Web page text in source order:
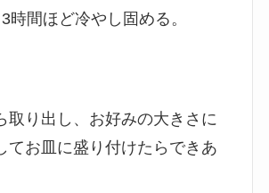
時間ほど冷やし固める。
取り出し、お好みの大きさに
てお皿に盛り付けたらできあ